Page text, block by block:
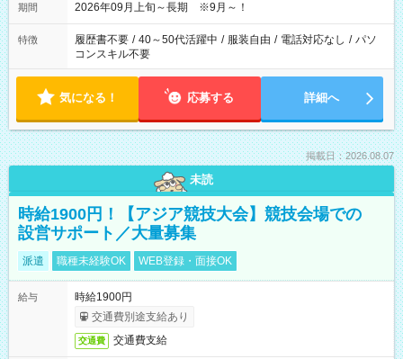
期間 2026年09月上旬～長期 ※9月～！
特徴 履歴書不要 / 40～50代活躍中 / 服装自由 / 電話対応なし / パソ
コンスキル不要
気になる！ 応募する 詳細へ
掲載日：2026.08.07
未読
時給1900円！【アジア競技大会】競技会場での
設営サポート／大量募集
派遣 職種未経験OK WEB登録・面接OK
給与
時給1900円
交通費別途支給あり
交通費 交通費支給